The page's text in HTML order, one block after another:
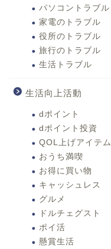
パソコントラブル
家電のトラブル
役所のトラブル
旅行のトラブル
生活トラブル
生活向上活動
dポイント
dポイント投資
QOL上げアイテム
おうち満喫
お得に買い物
キャッシュレス
グルメ
ドルチェグスト
ポイ活
懸賞生活